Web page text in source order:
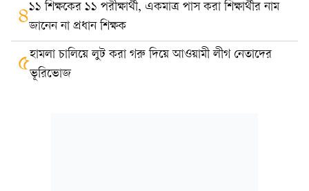
৪১১ শিক্ষকের ১১ পরীক্ষার্থী, একমাত্র পাস করা শিক্ষার্থীর নাম
জানেন না প্রধান শিক্ষক
৫হামলা চালিয়ে লুট করা গরু দিয়ে আওয়ামী লীগ নেতাদের
ভূরিভোজ